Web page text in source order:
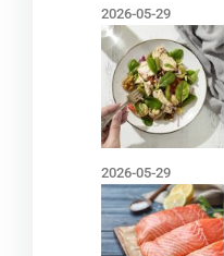
2026-05-29
2026-05-29